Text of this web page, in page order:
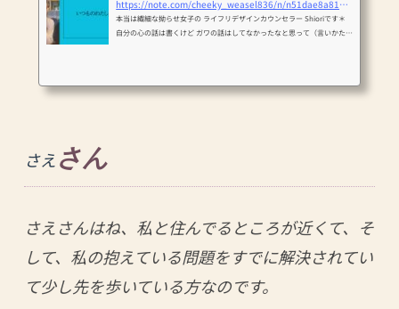
https://note.com/cheeky_weasel836/n/n51dae8a81d9e
本当は繊細な拗らせ女子の ライフリデザインカウンセラー Shioriです＊
自分の心の話は書くけど ガワの話はしてなかったなと思って（言いかた）
ね！って言われます。 ほ、褒めてる、、、？ 話変わるんですけど、なん
さえさん
さえさんはね、私と住んでるところが近くて、そ
して、私の抱えている問題をすでに解決されてい
て少し先を歩いている方なのです。